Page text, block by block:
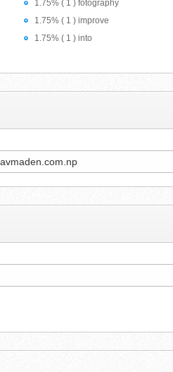
1.75% ( 1 ) fotography
1.75% ( 1 ) improve
1.75% ( 1 ) into